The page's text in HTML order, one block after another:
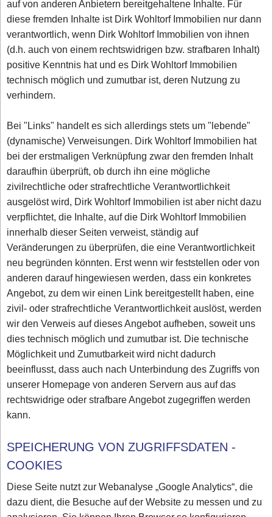
auf von anderen Anbietern bereitgehaltene Inhalte. Für
diese fremden Inhalte ist Dirk Wohltorf Immobilien nur dann
verantwortlich, wenn Dirk Wohltorf Immobilien von ihnen
(d.h. auch von einem rechtswidrigen bzw. strafbaren Inhalt)
positive Kenntnis hat und es Dirk Wohltorf Immobilien
technisch möglich und zumutbar ist, deren Nutzung zu
verhindern.
Bei "Links" handelt es sich allerdings stets um "lebende"
(dynamische) Verweisungen. Dirk Wohltorf Immobilien hat
bei der erstmaligen Verknüpfung zwar den fremden Inhalt
daraufhin überprüft, ob durch ihn eine mögliche
zivilrechtliche oder strafrechtliche Verantwortlichkeit
ausgelöst wird, Dirk Wohltorf Immobilien ist aber nicht dazu
verpflichtet, die Inhalte, auf die Dirk Wohltorf Immobilien
innerhalb dieser Seiten verweist, ständig auf
Veränderungen zu überprüfen, die eine Verantwortlichkeit
neu begründen könnten. Erst wenn wir feststellen oder von
anderen darauf hingewiesen werden, dass ein konkretes
Angebot, zu dem wir einen Link bereitgestellt haben, eine
zivil- oder strafrechtliche Verantwortlichkeit auslöst, werden
wir den Verweis auf dieses Angebot aufheben, soweit uns
dies technisch möglich und zumutbar ist. Die technische
Möglichkeit und Zumutbarkeit wird nicht dadurch
beeinflusst, dass auch nach Unterbindung des Zugriffs von
unserer Homepage von anderen Servern aus auf das
rechtswidrige oder strafbare Angebot zugegriffen werden
kann.
SPEICHERUNG VON ZUGRIFFSDATEN -
COOKIES
Diese Seite nutzt zur Webanalyse „Google Analytics“, die
dazu dient, die Besuche auf der Website zu messen und zu